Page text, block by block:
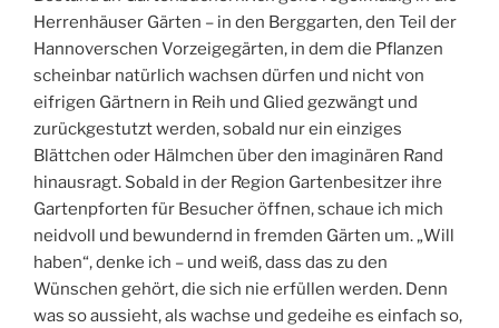
Herrenhäuser Gärten – in den Berggarten, den Teil der
Hannoverschen Vorzeigegärten, in dem die Pflanzen
scheinbar natürlich wachsen dürfen und nicht von
eifrigen Gärtnern in Reih und Glied gezwängt und
zurückgestutzt werden, sobald nur ein einziges
Blättchen oder Hälmchen über den imaginären Rand
hinausragt. Sobald in der Region Gartenbesitzer ihre
Gartenpforten für Besucher öffnen, schaue ich mich
neidvoll und bewundernd in fremden Gärten um. „Will
haben“, denke ich – und weiß, dass das zu den
Wünschen gehört, die sich nie erfüllen werden. Denn
was so aussieht, als wachse und gedeihe es einfach so,